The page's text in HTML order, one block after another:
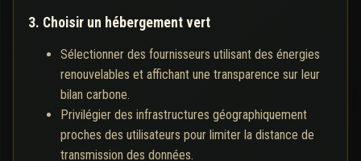
3. Choisir un hébergement vert
Sélectionner des fournisseurs utilisant des énergies
renouvelables et affichant une transparence sur leur
bilan carbone.
Privilégier des infrastructures géographiquement
proches des utilisateurs pour limiter la distance de
transmission des données.